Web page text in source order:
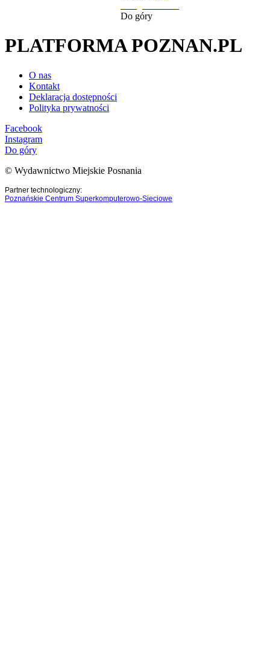
Do góry
PLATFORMA POZNAN.PL
O nas
Kontakt
Deklaracja dostępności
Polityka prywatności
Facebook
Instagram
Do góry
© Wydawnictwo Miejskie Posnania
Partner technologiczny:
Poznańskie Centrum Superkomputerowo-Sieciowe